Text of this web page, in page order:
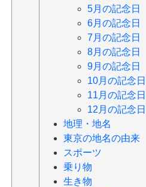
5月の記念日
6月の記念日
7月の記念日
8月の記念日
9月の記念日
10月の記念日
11月の記念日
12月の記念日
地理・地名
東京の地名の由来
スポーツ
乗り物
生き物